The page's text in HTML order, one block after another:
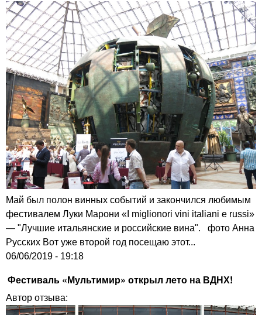
Май был полон винных событий и закончился любимым
фестивалем Луки Марони «I miglionori vini italiani e russi»
— "Лучшие итальянские и российские вина". фото Анна
Русских Вот уже второй год посещаю этот...
06/06/2019 - 19:18
Фестиваль «Мультимир» открыл лето на ВДНХ!
Автор отзыва: